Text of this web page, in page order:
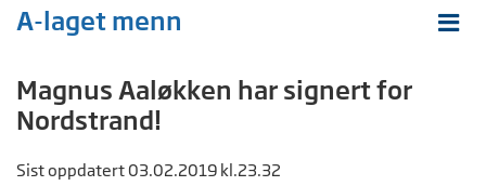
A-laget menn
Magnus Aaløkken har signert for
Nordstrand!
Sist oppdatert 03.02.2019 kl.23.32